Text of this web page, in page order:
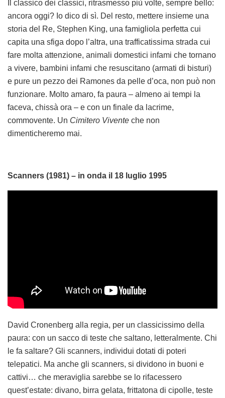
Il classico dei classici, ritrasmesso più volte, sempre bello:
ancora oggi? Io dico di sì. Del resto, mettere insieme una
storia del Re, Stephen King, una famigliola perfetta cui
capita una sfiga dopo l’altra, una trafficatissima strada cui
fare molta attenzione, animali domestici infami che tornano
a vivere, bambini infami che resuscitano (armati di bisturi)
e pure un pezzo dei Ramones da pelle d’oca, non può non
funzionare. Molto amaro, fa paura – almeno ai tempi la
faceva, chissà ora – e con un finale da lacrime,
commovente. Un Cimitero Vivente che non
dimenticheremo mai.
Scanners (1981) – in onda il 18 luglio 1995
David Cronenberg alla regia, per un classicissimo della
paura: con un sacco di teste che saltano, letteralmente. Chi
le fa saltare? Gli scanners, individui dotati di poteri
telepatici. Ma anche gli scanners, si dividono in buoni e
cattivi… che meraviglia sarebbe se lo rifacessero
quest’estate: divano, birra gelata, frittatona di cipolle, teste